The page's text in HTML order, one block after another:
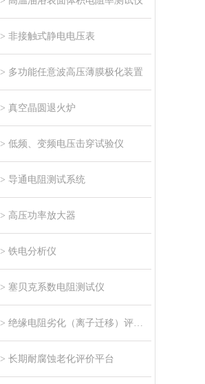
> 非接触式静电电压表
> 多功能任意波高压薄膜极化装置
> 真空晶圆退火炉
> 低频、变频电压击穿试验仪
> 导通电阻测试系统
> 高压功率放大器
> 铁电分析仪
> 塞贝克系数电阻测试仪
> 绝缘电阻劣化（离子迁移）评估系统
> 长期耐腐蚀老化评价平台